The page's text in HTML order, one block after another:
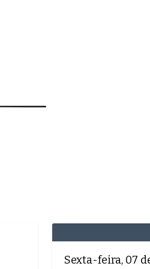
Sexta-feira, 07